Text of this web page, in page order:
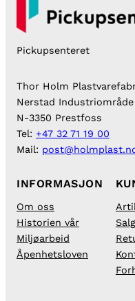
Pickupsenteret
Thor Holm
Nerstad Industriområde
N-3350 Prestfoss
Tel: +47 32 71 19 00
Mail:
INFORMASJON
Om oss
Historien vår
Miljøarbeid
Åpenhetsloven